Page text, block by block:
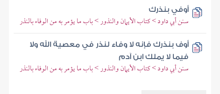
أوفي بنذرك
سنن أبي داود > كتاب الأيمان والنذور > باب ما يؤمر به من الوفاء بالنذر
أوف بنذرك فإنه لا وفاء لنذر في معصية الله ولا
فيما لا يملك ابن آدم
سنن أبي داود > كتاب الأيمان والنذور > باب ما يؤمر به من الوفاء بالنذر